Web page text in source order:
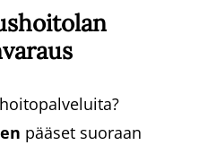
pääset suoraan